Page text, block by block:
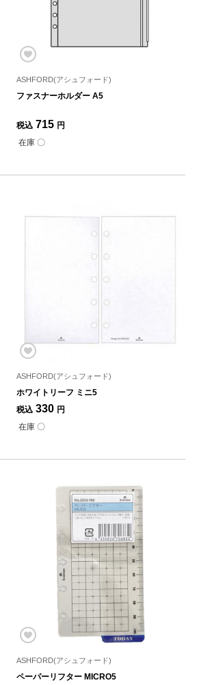
ASHFORD(アシュフォード)
ファスナーホルダー A5
税込 715 円
在庫 〇
ASHFORD(アシュフォード)
ホワイトリーフ ミニ5
税込 330 円
在庫 〇
ASHFORD(アシュフォード)
ペーパーリフター MICRO5